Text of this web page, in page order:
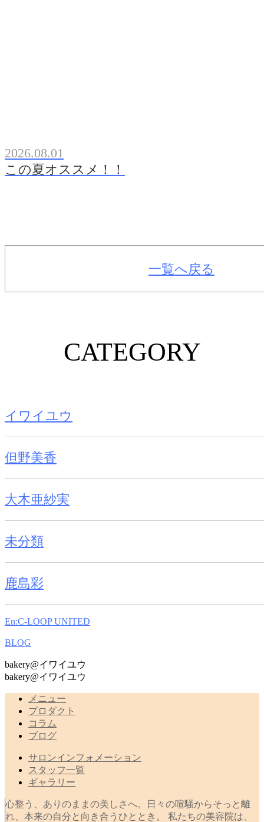
2026.08.01
この夏オススメ！！
一覧へ戻る
CATEGORY
イワイユウ
但野美香
大木亜紗実
未分類
鹿島彩
En:C-LOOP UNITED
BLOG
bakery@イワイユウ
bakery@イワイユウ
メニュー
プロダクト
コラム
ブログ
サロンインフォメーション
スタッフ一覧
ギャラリー
心整う、ありのままの美しさへ。日々の喧騒からそっと離
れ、本来の自分と向き合うひととき。 私たちの美容院は、